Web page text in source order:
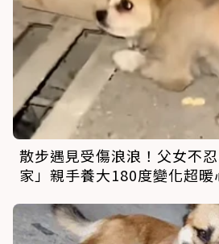
散步遇見受傷浪浪！父女不
家」親手養大180度變化超暖